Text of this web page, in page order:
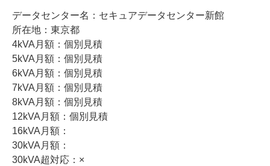
データセンター名：セキュアデータセンター新館
所在地：東京都
4kVA月額：個別見積
5kVA月額：個別見積
6kVA月額：個別見積
7kVA月額：個別見積
8kVA月額：個別見積
12kVA月額：個別見積
16kVA月額：
30kVA月額：
30kVA超対応：×